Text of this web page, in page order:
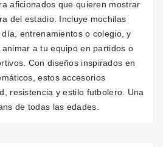
aficionados que quieren mostrar
del estadio. Incluye mochilas
entrenamientos o colegio, y
a tu equipo en partidos o
Con diseños inspirados en
estos accesorios
resistencia y estilo futbolero. Una
de todas las edades.